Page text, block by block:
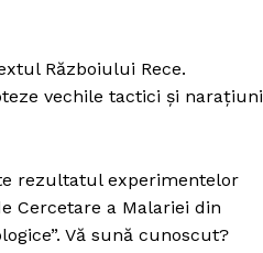
Războiului Rece.
vechile tactici și narațiuni
rezultatul experimentelor
Cercetare a Malariei din
Vă sună cunoscut?